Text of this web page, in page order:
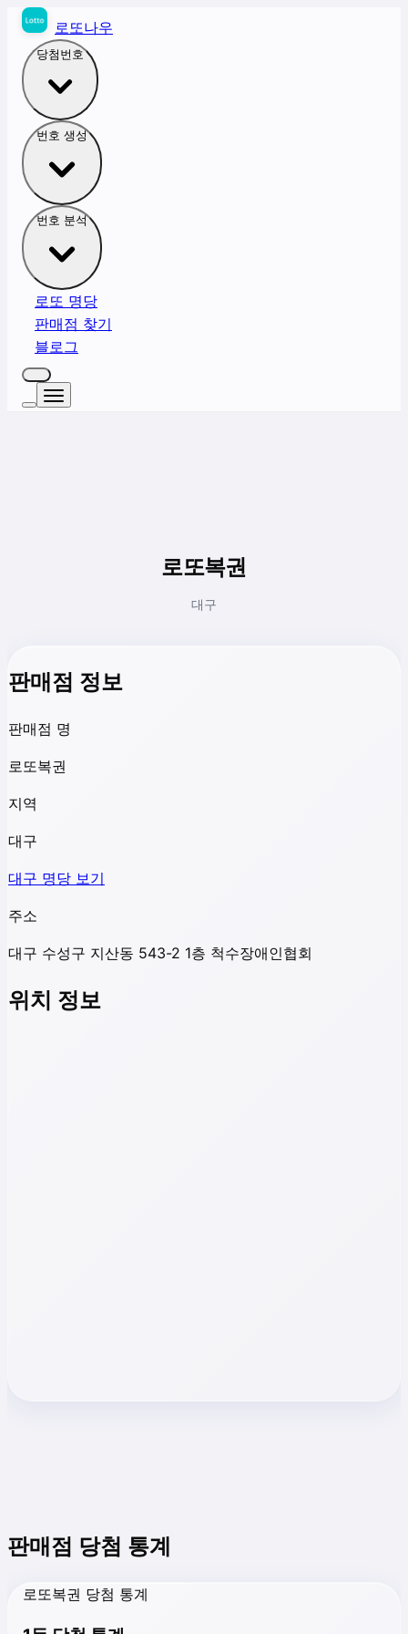
로또나우
당첨번호
번호 생성
번호 분석
로또 명당
판매점 찾기
블로그
로또복권
대구
판매점 정보
판매점 명
로또복권
지역
대구
대구 명당 보기
주소
대구 수성구 지산동 543-2 1층 척수장애인협회
위치 정보
판매점 당첨 통계
로또복권 당첨 통계